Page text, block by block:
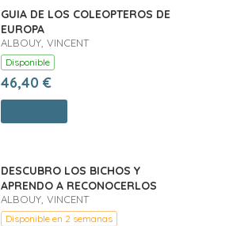
GUIA DE LOS COLEOPTEROS DE
EUROPA
ALBOUY, VINCENT
Disponible
46,40 €
DESCUBRO LOS BICHOS Y
APRENDO A RECONOCERLOS
ALBOUY, VINCENT
Disponible en 2 semanas